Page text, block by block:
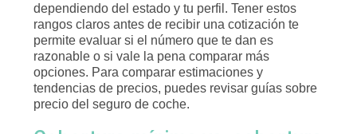
dependiendo del estado y tu perfil. Tener estos
rangos claros antes de recibir una cotización te
permite evaluar si el número que te dan es
razonable o si vale la pena comparar más
opciones. Para comparar estimaciones y
tendencias de precios, puedes revisar guías sobre
precio del seguro de coche.